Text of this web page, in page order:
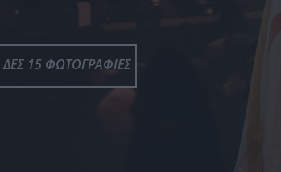
ΔΕΣ 15 ΦΩΤΟΓΡΑΦΙΕΣ